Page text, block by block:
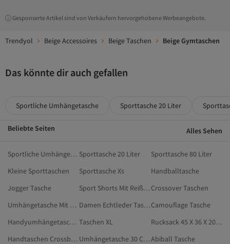
Gesponserte Artikel sind von Verkäufern hervorgehobene Werbeangebote.
Trendyol Beige Accessoires Beige Taschen Beige Gymtaschen
Das könnte dir auch gefallen
Sportliche Umhängetasche Sporttasche 20 Liter
Beliebte Seiten Alles Sehen
Sportliche Umhängetasche Sporttasche 20 Liter
Sporttasche 80 Liter
Kleine Sporttaschen
Sporttasche Xs
Handballtasche
Jogger Tasche
Sport Shorts Mit Reißverschlusstaschen Crossover Taschen
Umhängetasche Mit Reißverschluss
Damen Echtleder TaschenCamouflage Tasche
Handyumhängetaschen Taschen XL
Rucksack 45 X 36 X 20 Cm
Handtaschen Crossbody
Umhängetasche 30 Cm BreitAbiball Tasche